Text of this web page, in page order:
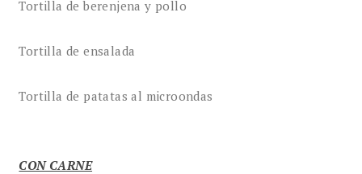
Tortilla de berenjena y pollo
Tortilla de ensalada
Tortilla de patatas al microondas
CON CARNE